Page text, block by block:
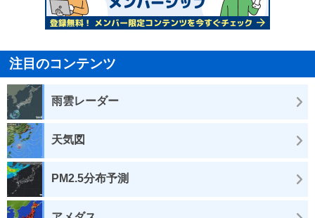
注目のコンテンツ
雨雲レーダー
天気図
PM2.5分布予測